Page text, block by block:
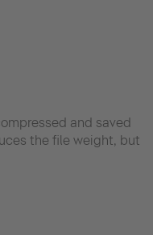
and saved
the file weight, but